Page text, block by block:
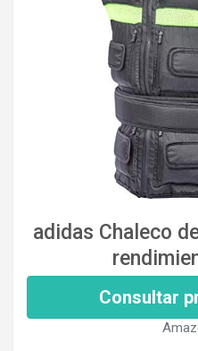
adidas Chaleco
Consultar